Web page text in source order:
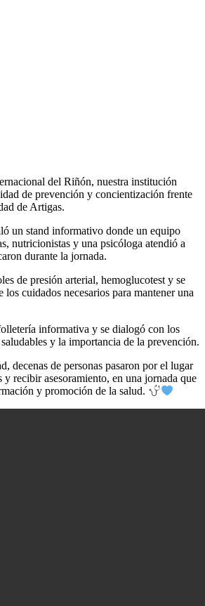
del Riñón, nuestra institución
de prevención y concientización frente
de Artigas.
un stand informativo donde un equipo
nutricionistas y una psicóloga atendió a
durante la jornada.
de presión arterial, hemoglucotest y se
cuidados necesarios para mantener una
informativa y se dialogó con los
y la importancia de la prevención.
decenas de personas pasaron por el lugar
y recibir asesoramiento, en una jornada que
y promoción de la salud.